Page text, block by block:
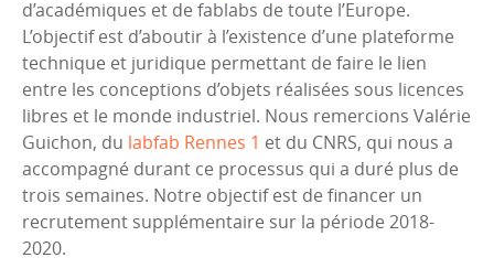
d’académiques et de fablabs de toute l’Europe.
L’objectif est d’aboutir à l’existence d’une plateforme
technique et juridique permettant de faire le lien
entre les conceptions d’objets réalisées sous licences
libres et le monde industriel. Nous remercions Valérie
Guichon, du labfab Rennes 1 et du CNRS, qui nous a
accompagné durant ce processus qui a duré plus de
trois semaines. Notre objectif est de financer un
recrutement supplémentaire sur la période 2018-
2020.